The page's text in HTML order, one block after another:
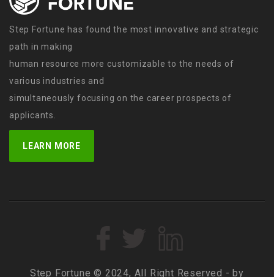
Step Fortune has found the most innovative and strategic
path in making
human resource more customizable to the needs of
various industries and
simultaneously focusing on the career prospects of
applicants.
LEARN MORE
Step Fortune © 2024, All Right Reserved - by